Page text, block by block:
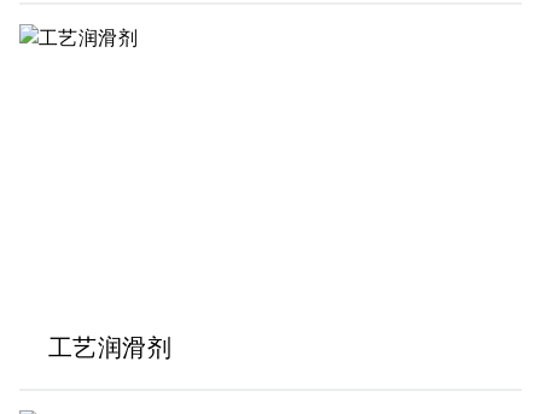
工艺润滑剂